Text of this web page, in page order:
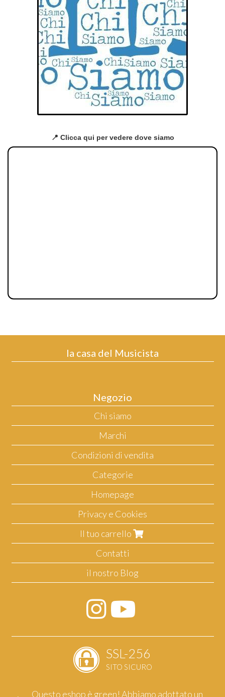
📍 Clicca qui per vedere dove siamo
la casa del Musicista
Negozio
Chi siamo
Marchi
Condizioni di vendita
Categorie
Homepage
Privacy e Cookies
Il tuo carrello
Contatti
il nostro Blog
SSL-256
SITO SICURO
Questo eshop è green! Abbiamo adottato un